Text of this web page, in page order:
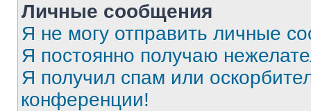
Личные сообщения
Я не могу отправить личные
Я постоянно получаю
Я получил спам или
конференции!